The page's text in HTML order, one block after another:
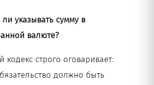
указывать сумму в
валюте?
кодекс строго оговаривает:
должно быть